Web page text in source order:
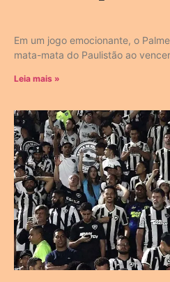
Em um jogo emocionante, o
mata-mata do Paulistão ao
Leia mais »